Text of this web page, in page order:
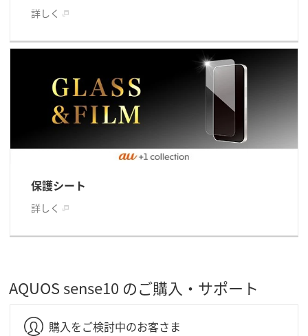
詳しく
保護シート
詳しく
AQUOS sense10 のご購入・サポート
購入をご検討中のお客さま